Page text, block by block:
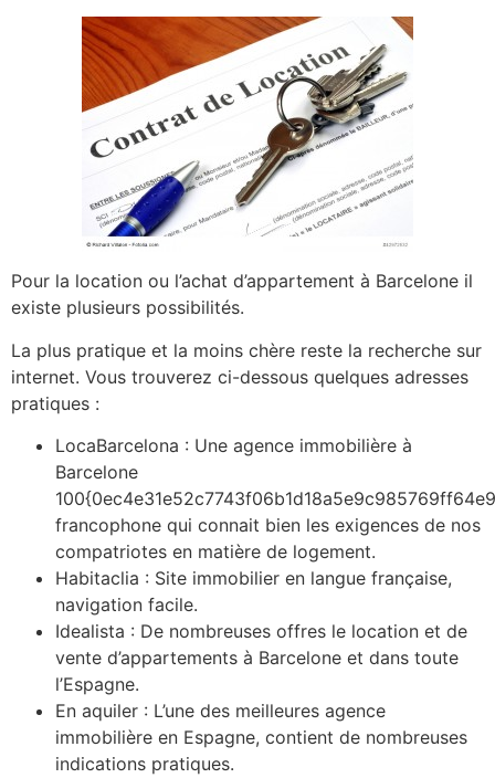
Pour la location ou l’achat d’appartement à Barcelone il
existe plusieurs possibilités.
La plus pratique et la moins chère reste la recherche sur
internet. Vous trouverez ci-dessous quelques adresses
pratiques :
LocaBarcelona : Une agence immobilière à
Barcelone
francophone qui connait bien les exigences de nos
compatriotes en matière de logement.
Habitaclia : Site immobilier en langue française,
navigation facile.
Idealista : De nombreuses offres le location et de
vente d’appartements à Barcelone et dans toute
l’Espagne.
En aquiler : L’une des meilleures agence
immobilière en Espagne, contient de nombreuses
indications pratiques.